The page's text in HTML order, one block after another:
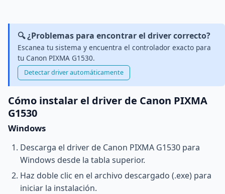
🔍 ¿Problemas para encontrar el driver correcto?
Escanea tu sistema y encuentra el controlador exacto para
tu Canon PIXMA G1530.
Detectar driver automáticamente
Cómo instalar el driver de Canon PIXMA
G1530
Windows
Descarga el driver de Canon PIXMA G1530 para
Windows desde la tabla superior.
Haz doble clic en el archivo descargado (.exe) para
iniciar la instalación.